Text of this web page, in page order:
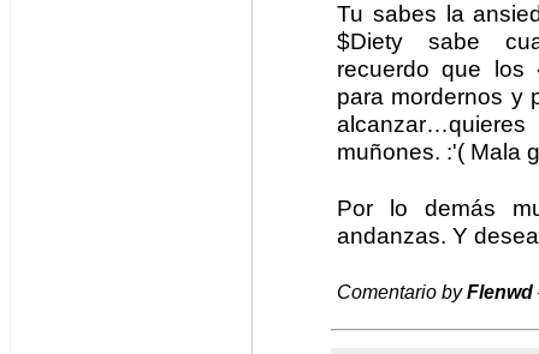
Tu sabes la
$Diety sabe
recuerdo que los
para mordernos y
muñones. :'( Mala
Por lo demás
andanzas. Y
Comentario byFlenwd